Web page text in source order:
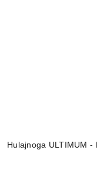
Hulajnoga ULTIMUM